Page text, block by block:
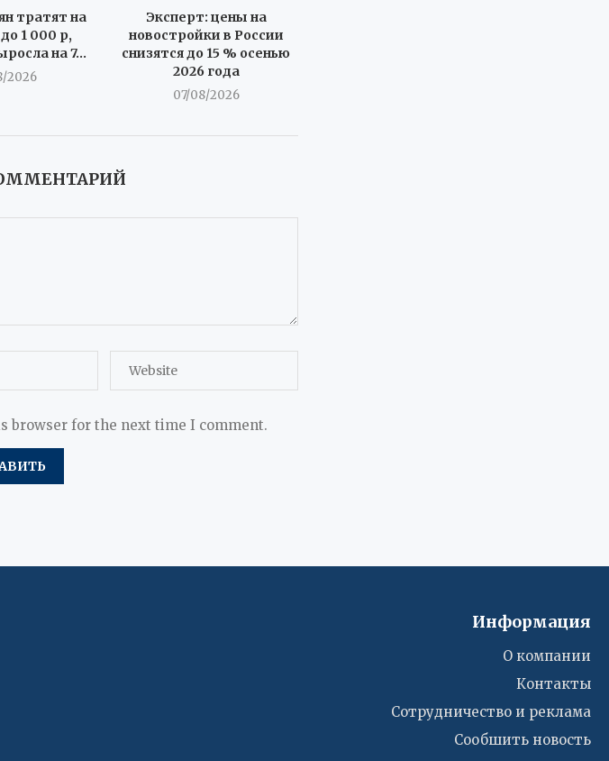
тратят на
1 000 р,
на 7...
2026
Эксперт: цены на
новостройки в России
снизятся до 15 % осенью
2026 года
07/08/2026
browser for the next time I comment.
Информация
О компании
Контакты
Сотрудничество и реклама
Сообшить новость